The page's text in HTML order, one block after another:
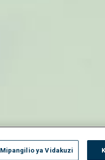
Mipangilio ya Vidakuzi